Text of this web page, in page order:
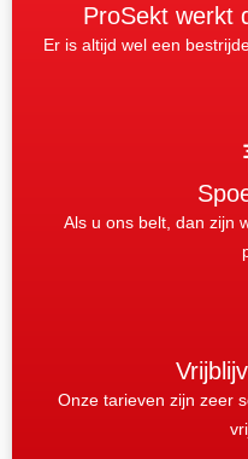
ProSekt werkt
Er is altijd wel een
Als u ons belt, dan zijn
Onze tarieven zijn zeer